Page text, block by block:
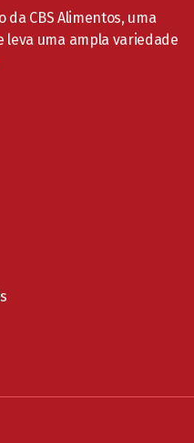
CBS Alimentos, uma
leva uma ampla variedade